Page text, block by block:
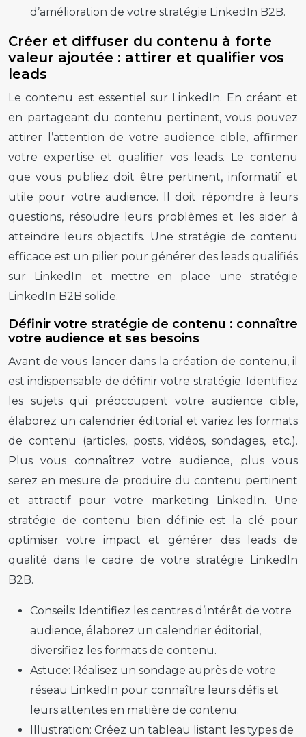
d’amélioration de votre stratégie LinkedIn B2B.
Créer et diffuser du contenu à forte
valeur ajoutée : attirer et qualifier vos
leads
Le contenu est essentiel sur LinkedIn. En créant et
en partageant du contenu pertinent, vous pouvez
attirer l’attention de votre audience cible, affirmer
votre expertise et qualifier vos leads. Le contenu
que vous publiez doit être pertinent, informatif et
utile pour votre audience. Il doit répondre à leurs
questions, résoudre leurs problèmes et les aider à
atteindre leurs objectifs. Une stratégie de contenu
efficace est un pilier pour générer des leads qualifiés
sur LinkedIn et mettre en place une stratégie
LinkedIn B2B solide.
Définir votre stratégie de contenu : connaître
votre audience et ses besoins
Avant de vous lancer dans la création de contenu, il
est indispensable de définir votre stratégie. Identifiez
les sujets qui préoccupent votre audience cible,
élaborez un calendrier éditorial et variez les formats
de contenu (articles, posts, vidéos, sondages, etc.).
Plus vous connaîtrez votre audience, plus vous
serez en mesure de produire du contenu pertinent
et attractif pour votre marketing LinkedIn. Une
stratégie de contenu bien définie est la clé pour
optimiser votre impact et générer des leads de
qualité dans le cadre de votre stratégie LinkedIn
B2B.
Conseils: Identifiez les centres d’intérêt de votre
audience, élaborez un calendrier éditorial,
diversifiez les formats de contenu.
Astuce: Réalisez un sondage auprès de votre
réseau LinkedIn pour connaître leurs défis et
leurs attentes en matière de contenu.
Illustration: Créez un tableau listant les types de